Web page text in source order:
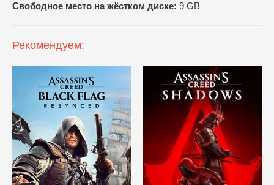
Свободное место на жёстком диске: 9 GB
Рекомендуем: